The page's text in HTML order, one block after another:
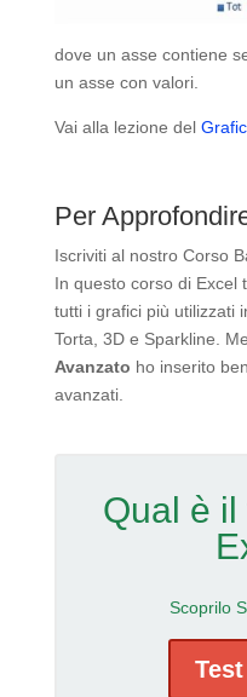
dove un asse contiene
un asse con valori.
Vai alla lezione del
Per
Iscriviti al nostro Corso
In questo corso di Excel
tutti i grafici più utilizzati
Torta, 3D e Sparkline.
Avanzato ho inserito
avanzati.
Qual è
Scoprilo